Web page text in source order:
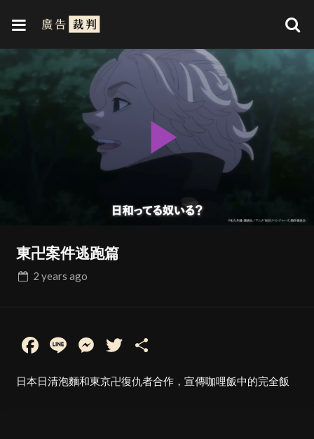
Play
Video
東卍案件逃跑篇
2 years ago
Facebook
LineMessenger
Twitter
日本日清泡麵和東京卍復仇者合作，宣傳咖哩飯中的完全飯